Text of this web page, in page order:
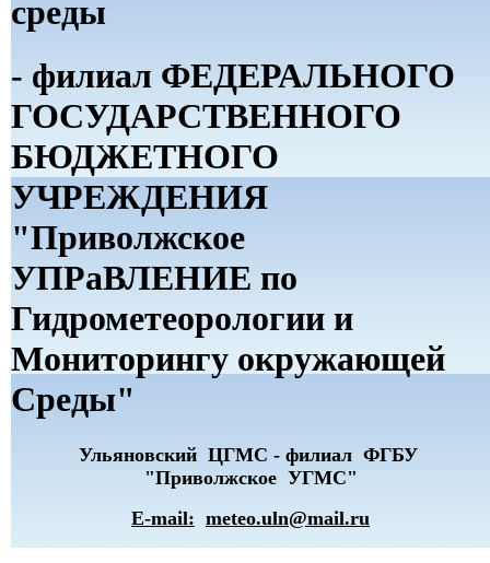
среды
- филиал ФЕДЕРАЛЬНОГО
ГОСУДАРСТВЕННОГО
БЮДЖЕТНОГО
УЧРЕЖДЕНИЯ
"Приволжское
УПРаВЛЕНИЕ по
Гидрометеорологии и
Мониторингу окружающей
Среды"
Ульяновский ЦГМС - филиал ФГБУ
"Приволжское УГМС"
E-mail: meteo.uln@mail.ru